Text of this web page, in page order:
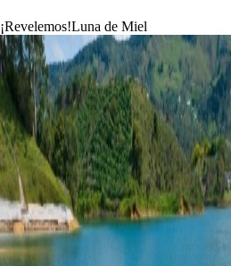
¡Revelemos!Luna de Miel